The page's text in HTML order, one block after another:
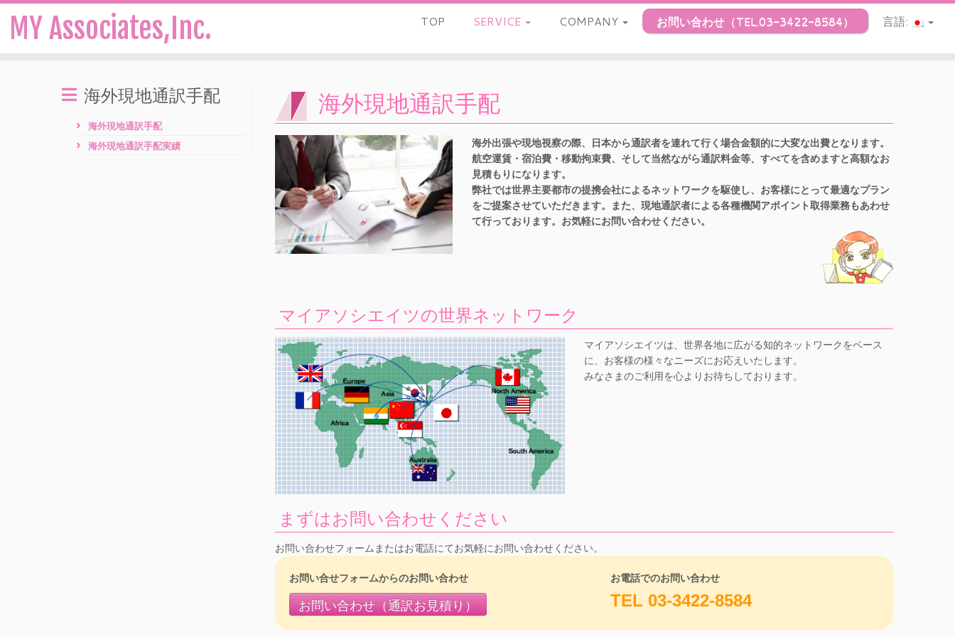
MY Associates,Inc. TOP SERVICE COMPANY お問い合わせ（TEL.03-3422-8584） 言語:
海外現地通訳手配
海外現地通訳手配
海外現地通訳手配実績
海外現地通訳手配
海外出張や現地視察の際、日本から通訳者を連れて行く場合金額的に大変な出費となります。
航空運賃・宿泊費・移動拘束費、そして当然ながら通訳料金等、すべてを含めますと高額なお
見積もりになります。
弊社では世界主要都市の提携会社によるネットワークを駆使し、お客様にとって最適なプラン
をご提案させていただきます。また、現地通訳者による各種機関アポイント取得業務もあわせ
て行っております。お気軽にお問い合わせください。
マイアソシエイツの世界ネットワーク
マイアソシエイツは、世界各地に広がる知的ネットワークをベース
に、お客様の様々なニーズにお応えいたします。
みなさまのご利用を心よりお待ちしております。
まずはお問い合わせください
お問い合わせフォームまたはお電話にてお気軽にお問い合わせください。
お問い合せフォームからのお問い合わせ
お問い合わせ（通訳お見積り）
お電話でのお問い合わせ
TEL 03-3422-8584